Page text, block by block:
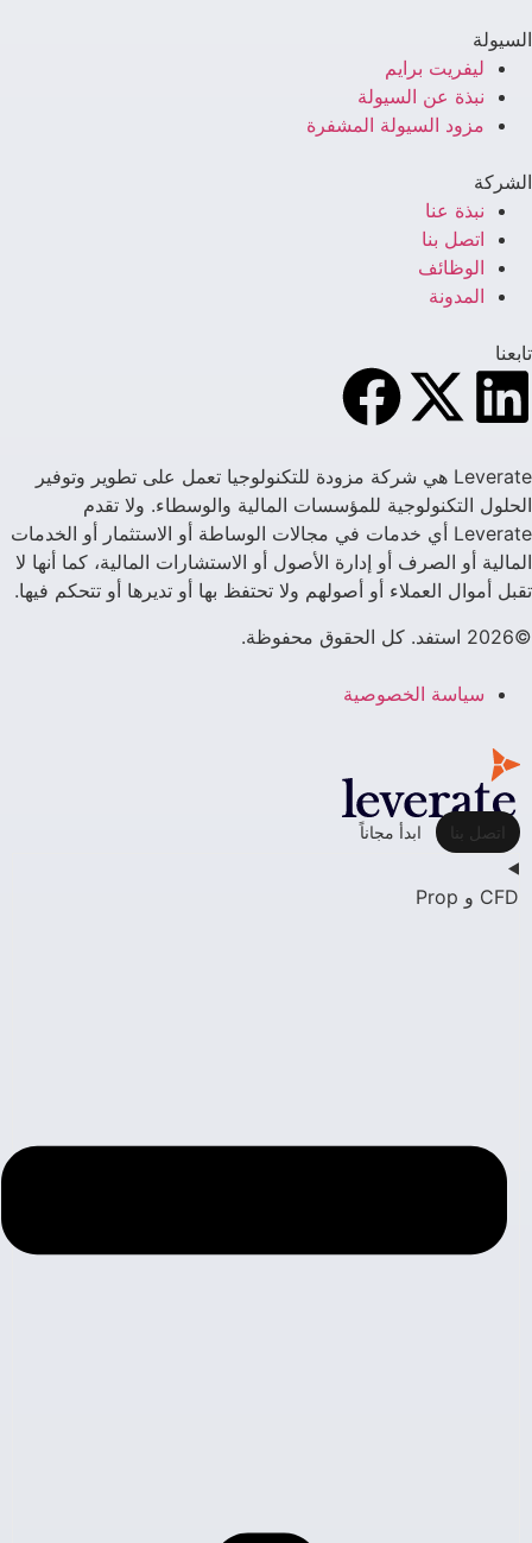
السيولة
ليفريت برايم
نبذة عن السيولة
مزود السيولة المشفرة
الشركة
نبذة عنا
اتصل بنا
الوظائف
المدونة
تابعنا
Leverate هي شركة مزودة للتكنولوجيا تعمل على تطوير وتوفير
الحلول التكنولوجية للمؤسسات المالية والوسطاء. ولا تقدم
Leverate أي خدمات في مجالات الوساطة أو الاستثمار أو الخدمات
المالية أو الصرف أو إدارة الأصول أو الاستشارات المالية، كما أنها لا
تقبل أموال العملاء أو أصولهم ولا تحتفظ بها أو تديرها أو تتحكم فيها.
©2026 استفد. كل الحقوق محفوظة.
سياسة الخصوصية
اتصل بنا ابدأ مجاناً
CFD و Prop